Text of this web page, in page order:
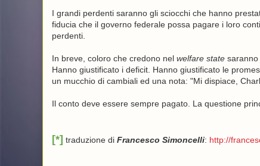
I grandi perdenti saranno gli sciocchi che hanno
fiducia che il governo federale possa pagare i loro
perdenti.
In breve, coloro che credono nel welfare statesaranno
Hanno giustificato i deficit. Hanno giustificato le
un mucchio di cambiali ed una nota: "Mi dispiace,
Il conto deve essere sempre pagato. La questione
[*] traduzione di Francesco Simoncelli: http://